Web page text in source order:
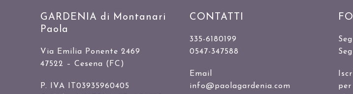
GARDENIA di Montanari
Paola
Via Emilia Ponente 2469
47522 – Cesena (FC)
P. IVA IT03935960405
CONTATTI
335-6180199
0547-347588
Email
info@paolagardenia.com